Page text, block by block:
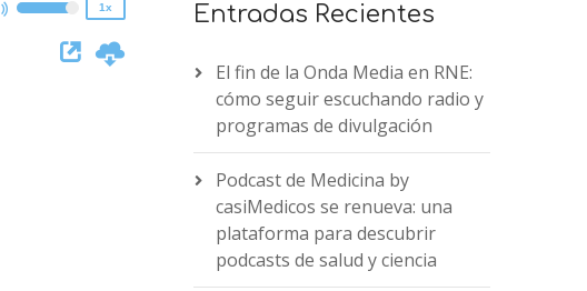
Use
Up/Down
1x Entradas Recientes
El fin de la Onda Media en RNE:
cómo seguir escuchando radio y
programas de divulgación
Podcast de Medicina by
casiMedicos se renueva: una
plataforma para descubrir
podcasts de salud y ciencia